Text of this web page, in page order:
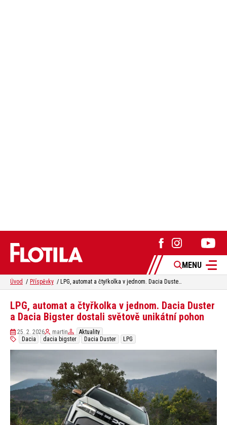
MENU
Úvod Příspěvky LPG, automat a čtyřkolka v jednom. Dacia Duster a Dacia Bigster dostali světově unikátní pohon
LPG, automat a čtyřkolka v jednom. Dacia Duster
a Dacia Bigster dostali světově unikátní pohon
25. 2. 2026 martin
Aktuality
Dacia
dacia bigster Dacia Duster LPG